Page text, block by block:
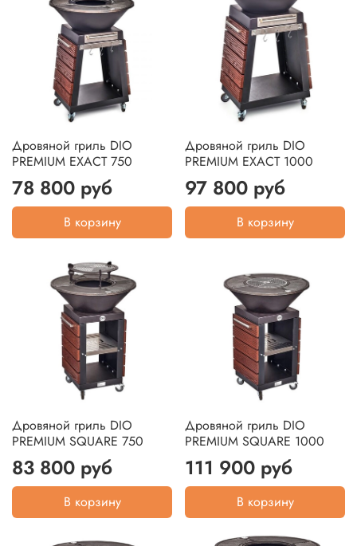
Дровяной гриль DIO
PREMIUM EXACT 750
78 800 руб
В корзину
Дровяной гриль DIO
PREMIUM EXACT 1000
97 800 руб
В корзину
Дровяной гриль DIO
PREMIUM SQUARE 750
83 800 руб
В корзину
Дровяной гриль DIO
PREMIUM SQUARE 1000
111 900 руб
В корзину